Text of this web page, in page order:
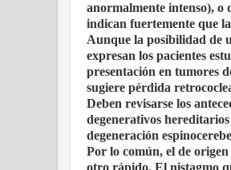
anormalmente intenso), o
indican fuertemente que
Aunque la posibilidad de
expresan los pacientes
presentación en tumores
sugiere pérdida
Deben revisarse los
degenerativos
degeneración
Por lo común, el de
otro rápido. El nistagmo